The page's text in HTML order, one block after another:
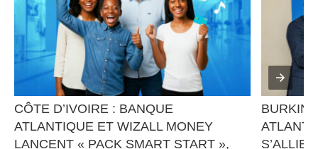
CÔTE D’IVOIRE : BANQUE
ATLANTIQUE ET WIZALL MONEY
LANCENT « PACK SMART START »,